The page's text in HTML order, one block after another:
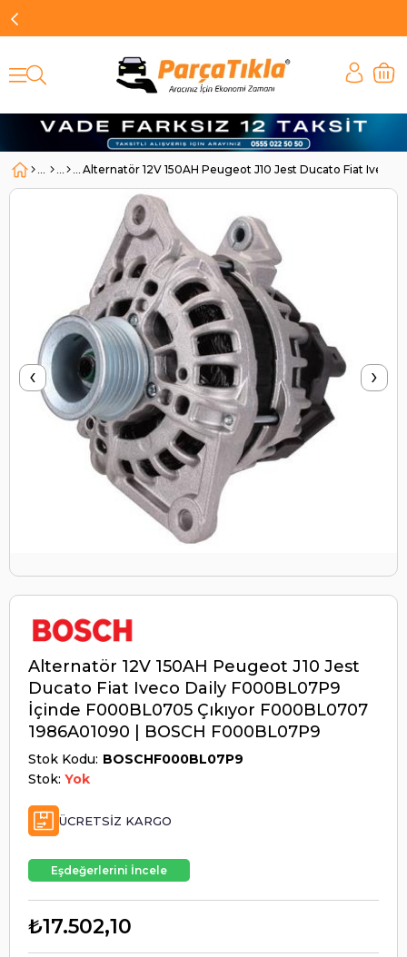
Alternatör 12V 150AH Peugeot J10 Jest Ducato Fiat
‹ ›
Alternatör 12V 150AH Peugeot J10 Jest
Ducato Fiat Iveco Daily F000BL07P9
İçinde F000BL0705 Çıkıyor F000BL0707
1986A01090 | BOSCH F000BL07P9
Stok Kodu BOSCHF000BL07P9
Stok: Yok
ÜCRETSIZ KARGO
Eşdeğerlerini İncele
₺17.502,10